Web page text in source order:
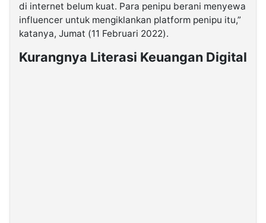
di internet belum kuat. Para penipu berani menyewa
influencer untuk mengiklankan platform penipu itu,”
katanya, Jumat (11 Februari 2022).
Kurangnya Literasi Keuangan Digital